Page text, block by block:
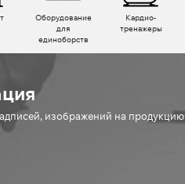
Оборудование
для
единоборств
Кардио­
тренажеры
изображений на продукцию